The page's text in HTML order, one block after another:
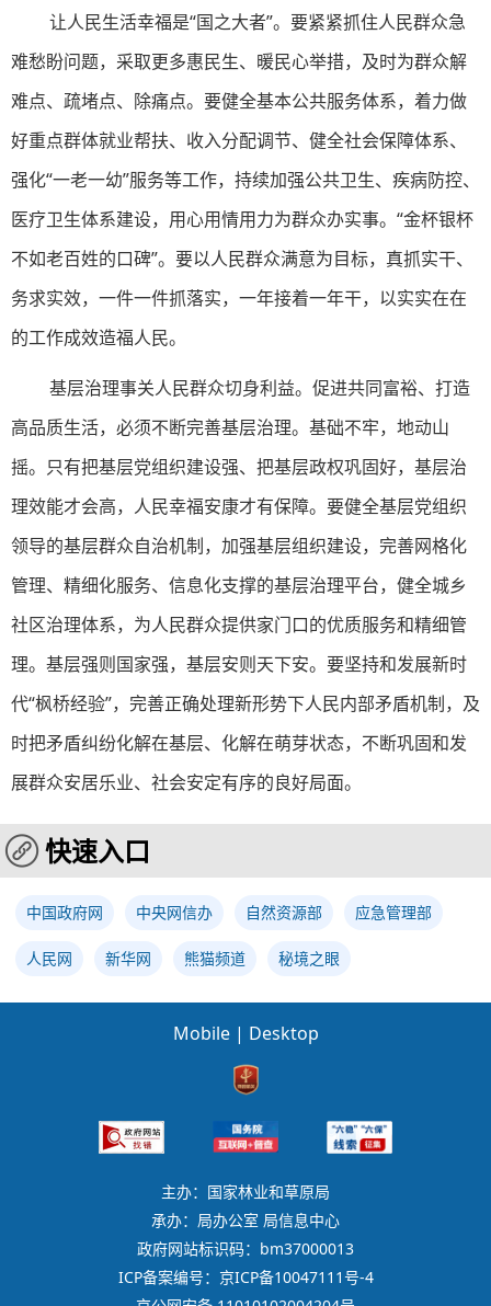
让人民生活幸福是“国之大者”。要紧紧抓住人民群众急
难愁盼问题，采取更多惠民生、暖民心举措，及时为群众解
难点、疏堵点、除痛点。要健全基本公共服务体系，着力做
好重点群体就业帮扶、收入分配调节、健全社会保障体系、
强化“一老一幼”服务等工作，持续加强公共卫生、疾病防控、
医疗卫生体系建设，用心用情用力为群众办实事。“金杯银杯
不如老百姓的口碑”。要以人民群众满意为目标，真抓实干、
务求实效，一件一件抓落实，一年接着一年干，以实实在在
的工作成效造福人民。
基层治理事关人民群众切身利益。促进共同富裕、打造
高品质生活，必须不断完善基层治理。基础不牢，地动山
摇。只有把基层党组织建设强、把基层政权巩固好，基层治
理效能才会高，人民幸福安康才有保障。要健全基层党组织
领导的基层群众自治机制，加强基层组织建设，完善网格化
管理、精细化服务、信息化支撑的基层治理平台，健全城乡
社区治理体系，为人民群众提供家门口的优质服务和精细管
理。基层强则国家强，基层安则天下安。要坚持和发展新时
代“枫桥经验”，完善正确处理新形势下人民内部矛盾机制，及
时把矛盾纠纷化解在基层、化解在萌芽状态，不断巩固和发
展群众安居乐业、社会安定有序的良好局面。
快速入口
中国政府网 中央网信办 自然资源部 应急管理部
人民网 新华网 熊猫频道 秘境之眼
Mobile | Desktop
主办：国家林业和草原局
承办：局办公室 局信息中心
政府网站标识码：bm37000013
ICP备案编号：京ICP备10047111号-4